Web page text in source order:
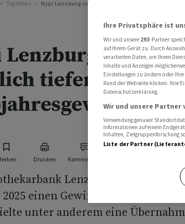
Top News Hypi Lenzburg schreibt deutlich tieferen
Lenzburg schreibt
tieferen
Drucken Kommentare
Lenzburg hat im ersten
einen Gewinneinbruch
unter anderem eine
Ihre Privatsphäre ist
Wir und unsere 293-Partner
auf Ihrem Gerät zu. Durch
verarbeiten Daten, um Ihnen
Inhalte und Anzeigen
Einstellungen zu ändern oder
Rand der Webseite klicken. Ihre
Datenschutzerklärung.
Wir und unsere
Verwendung genauer
Informationen auf einem
Inhalten, Zielgruppenforschung
Liste der Partner